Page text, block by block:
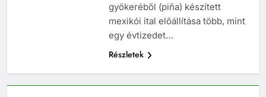
gyökeréből (piña) készített
mexikói ital előállítása több, mint
egy évtizedet…
Részletek